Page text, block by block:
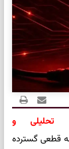
تحلیلی و
قطعی گسترده